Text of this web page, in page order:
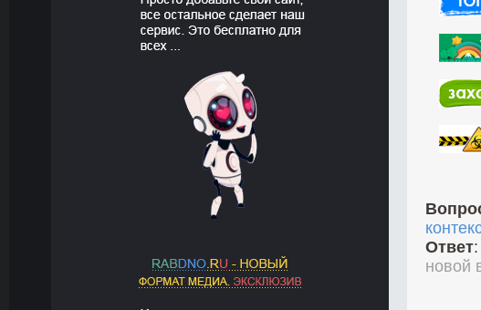
Ответ
новой